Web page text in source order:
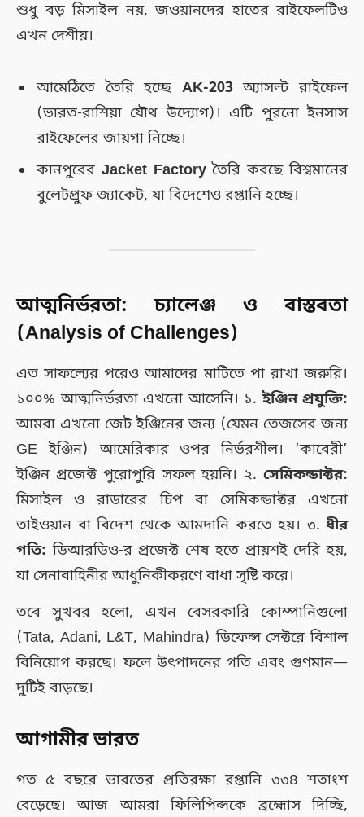
শুধু বড় মিসাইল নয়, জওয়ানদের হাতের রাইফেলটিও
এখন দেশীয়।
আমেঠিতে তৈরি হচ্ছে AK-203অ্যাসল্ট রাইফেল
(ভারত-রাশিয়া যৌথ উদ্যোগ)। এটি পুরনো ইনসাস
রাইফেলের জায়গা নিচ্ছে।
কানপুরের Jacket Factoryতৈরি করছে বিশ্বমানের
বুলেটপ্রুফ জ্যাকেট, যা বিদেশেও রপ্তানি হচ্ছে।
আত্মনির্ভরতা: চ্যালেঞ্জ ও বাস্তবতা
(Analysis of Challenges)
এত সাফল্যের পরেও আমাদের মাটিতে পা রাখা জরুরি।
১০০% আত্মনির্ভরতা এখনো আসেনি। ১.ইঞ্জিন প্রযুক্তি:
আমরা এখনো জেট ইঞ্জিনের জন্য (যেমন তেজসের জন্য
GE ইঞ্জিন) আমেরিকার ওপর নির্ভরশীল। ‘কাবেরী’
ইঞ্জিন প্রজেক্ট পুরোপুরি সফল হয়নি। ২. সেমিকন্ডাক্টর:
মিসাইল ও রাডারের চিপ বা সেমিকন্ডাক্টর এখনো
তাইওয়ান বা বিদেশ থেকে আমদানি করতে হয়। ৩. ধীর
গতি: ডিআরডিও-র প্রজেক্ট শেষ হতে প্রায়শই দেরি হয়,
যা সেনাবাহিনীর আধুনিকীকরণে বাধা সৃষ্টি করে।
তবে সুখবর হলো, এখন বেসরকারি কোম্পানিগুলো
(Tata, Adani, L&T, Mahindra) ডিফেন্স সেক্টরে বিশাল
বিনিয়োগ করছে। ফলে উৎপাদনের গতি এবং গুণমান—
দুটিই বাড়ছে।
আগামীর ভারত
গত ৫ বছরে ভারতের প্রতিরক্ষা রপ্তানি ৩৩৪ শতাংশ
বেড়েছে। আজ আমরা ফিলিপিন্সকে ব্রহ্মোস দিচ্ছি,